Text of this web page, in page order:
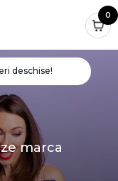
0
deschise!
marca